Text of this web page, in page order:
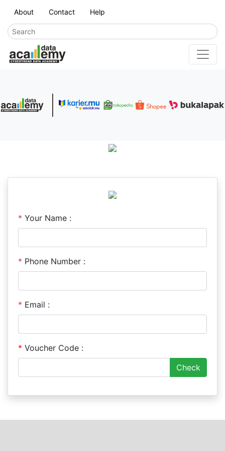
About Contact Help
* Your Name :
* Phone Number :
* Email :
* Voucher Code :